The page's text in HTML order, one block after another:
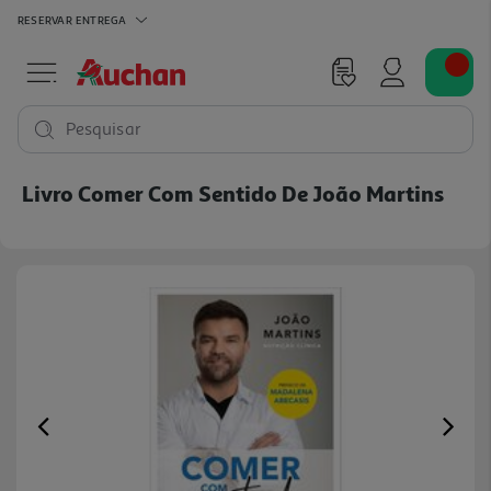
RESERVAR ENTREGA
Pesquisar
Livro Comer Com Sentido De João Martins
Previous